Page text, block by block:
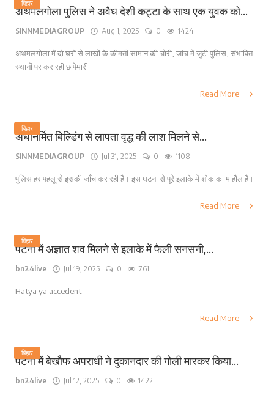
बिहार
अथमलगोला पुलिस ने अवैध देशी कट्टा के साथ एक युवक को...
SINNMEDIAGROUP Aug 1, 2025 0 1424
अथमलगोला में दो घरों से लाखों के कीमती सामान की चोरी, जांच में जुटी पुलिस, संभावित
स्थानों पर कर रही छापेमारी
Read More
बिहार
अर्धनिर्मित बिल्डिंग से लापता वृद्ध की लाश मिलने से...
SINNMEDIAGROUP Jul 31, 2025 0 1108
पुलिस हर पहलू से इसकी जाँच कर रही है। इस घटना से पूरे इलाके में शोक का माहौल है।
Read More
बिहार
पटना में अज्ञात शव मिलने से इलाके में फैली सनसनी,...
bn24live Jul 19, 2025 0 761
Hatya ya accedent
Read More
बिहार
पटना में बेखौफ अपराधी ने दुकानदार की गोली मारकर किया...
bn24live Jul 12, 2025 0 1422